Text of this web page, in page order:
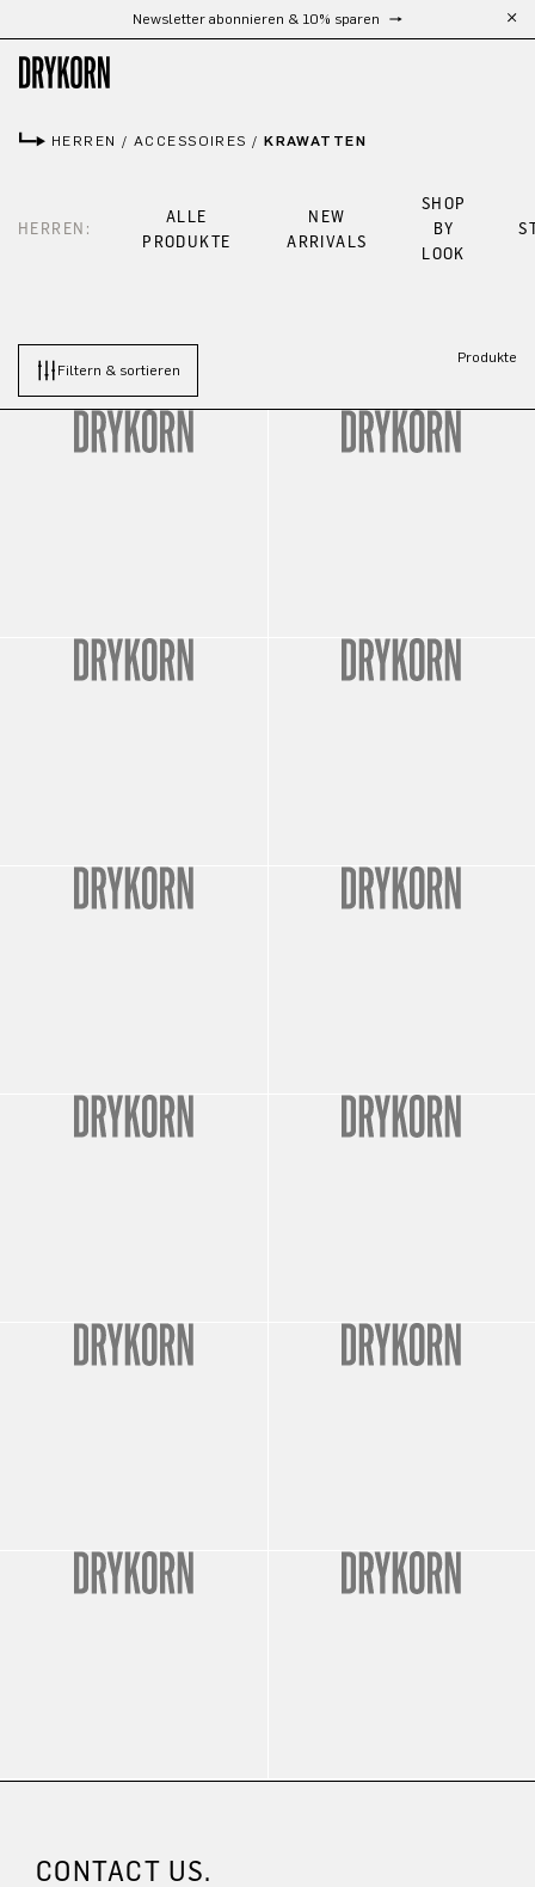
Zum Hauptinhalt springenNewsletter abonnieren & 10% sparen
HERREN / ACCESSOIRES /KRAWATTEN
HERREN:
ALLE
PRODUKTE
NEW
ARRIVALS
SHOP
BY
LOOK
Filtern & sortieren
Produkte
CONTACT US.